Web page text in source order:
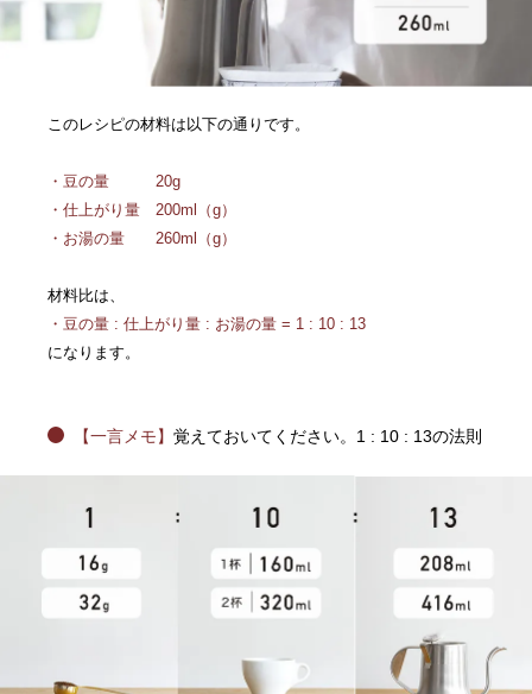
このレシピの材料は以下の通りです。
・豆の量 20g
・仕上がり量 200ml（g）
・お湯の量 260ml（g）
材料比は、
・豆の量 : 仕上がり量 : お湯の量 = 1 : 10 : 13
になります。
【一言メモ】覚えておいてください。1 : 10 : 13の法則